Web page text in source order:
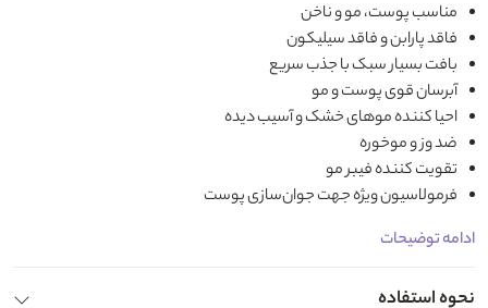
مناسب پوست، مو و ناخن
فاقد پارابن و فاقد سیلیکون
بافت بسیار سبک با جذب سریع
آبرسان قوی پوست و مو
احیا کننده موهای خشک و آسیب دیده
ضد وز و موخوره
تقویت کننده فیبر مو
فرمولاسیون ویژه جهت جوان‌سازی پوست
ادامه توضیحات
نحوه استفاده